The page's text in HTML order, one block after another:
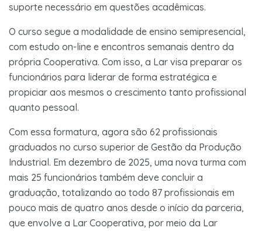
suporte necessário em questões acadêmicas.
O curso segue a modalidade de ensino semipresencial,
com estudo on-line e encontros semanais dentro da
própria Cooperativa. Com isso, a Lar visa preparar os
funcionários para liderar de forma estratégica e
propiciar aos mesmos o crescimento tanto profissional
quanto pessoal.
Com essa formatura, agora são 62 profissionais
graduados no curso superior de Gestão da Produção
Industrial. Em dezembro de 2025, uma nova turma com
mais 25 funcionários também deve concluir a
graduação, totalizando ao todo 87 profissionais em
pouco mais de quatro anos desde o início da parceria,
que envolve a Lar Cooperativa, por meio da Lar